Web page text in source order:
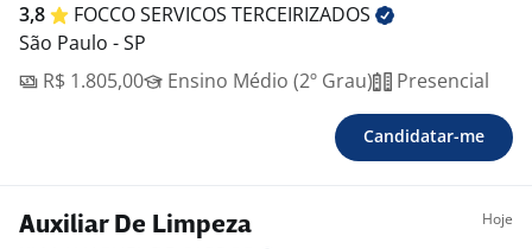
3,8 FOCCO SERVICOS TERCEIRIZADOS
São Paulo - SP
R$ 1.805,00
Ensino Médio (2º Grau) Presencial
Candidatar-me
Auxiliar De Limpeza Hoje